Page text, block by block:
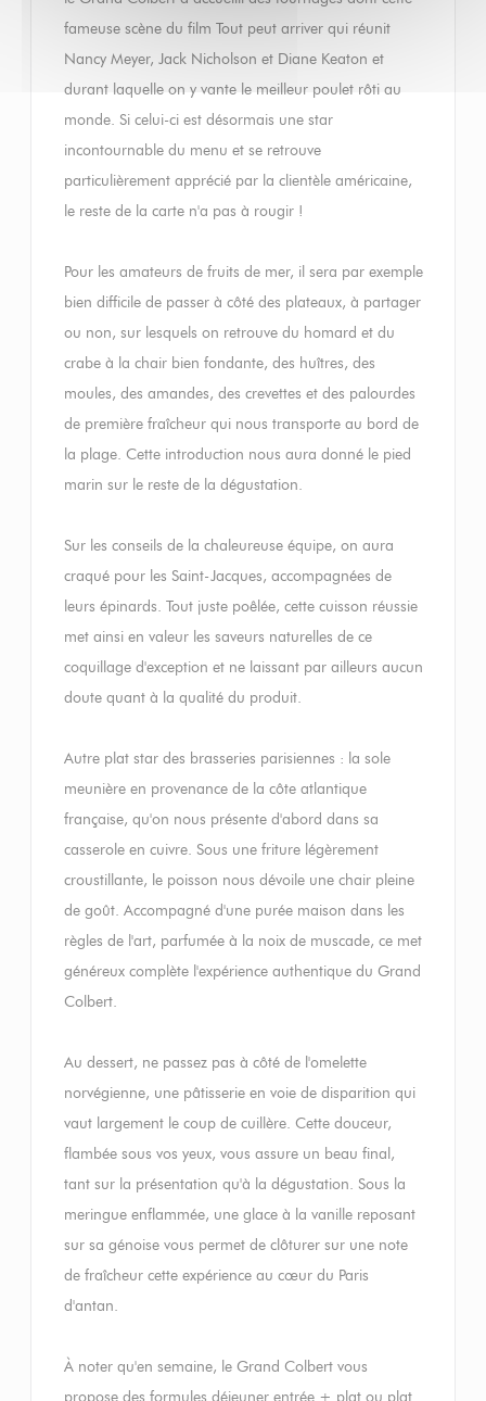
fameuse scène du film Tout peut arriver qui réunit
Nancy Meyer, Jack Nicholson et Diane Keaton et
durant laquelle on y vante le meilleur poulet rôti au
monde. Si celui-ci est désormais une star
incontournable du menu et se retrouve
particulièrement apprécié par la clientèle américaine,
le reste de la carte n'a pas à rougir !
Pour les amateurs de fruits de mer, il sera par exemple
bien difficile de passer à côté des plateaux, à partager
ou non, sur lesquels on retrouve du homard et du
crabe à la chair bien fondante, des huîtres, des
moules, des amandes, des crevettes et des palourdes
de première fraîcheur qui nous transporte au bord de
la plage. Cette introduction nous aura donné le pied
marin sur le reste de la dégustation.
Sur les conseils de la chaleureuse équipe, on aura
craqué pour les Saint-Jacques, accompagnées de
leurs épinards. Tout juste poêlée, cette cuisson réussie
met ainsi en valeur les saveurs naturelles de ce
coquillage d'exception et ne laissant par ailleurs aucun
doute quant à la qualité du produit.
Autre plat star des brasseries parisiennes : la sole
meunière en provenance de la côte atlantique
française, qu'on nous présente d'abord dans sa
casserole en cuivre. Sous une friture légèrement
croustillante, le poisson nous dévoile une chair pleine
de goût. Accompagné d'une purée maison dans les
règles de l'art, parfumée à la noix de muscade, ce met
généreux complète l'expérience authentique du Grand
Colbert.
Au dessert, ne passez pas à côté de l'omelette
norvégienne, une pâtisserie en voie de disparition qui
vaut largement le coup de cuillère. Cette douceur,
flambée sous vos yeux, vous assure un beau final,
tant sur la présentation qu'à la dégustation. Sous la
meringue enflammée, une glace à la vanille reposant
sur sa génoise vous permet de clôturer sur une note
de fraîcheur cette expérience au cœur du Paris
d'antan.
À noter qu'en semaine, le Grand Colbert vous